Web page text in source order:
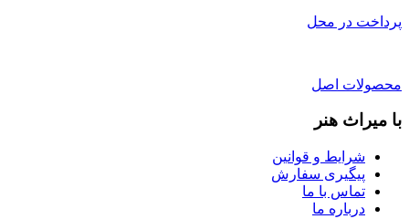
پرداخت در محل
محصولات اصل
با میراث هنر
شرایط و قوانین
پیگیری سفارش
تماس با ما
درباره ما